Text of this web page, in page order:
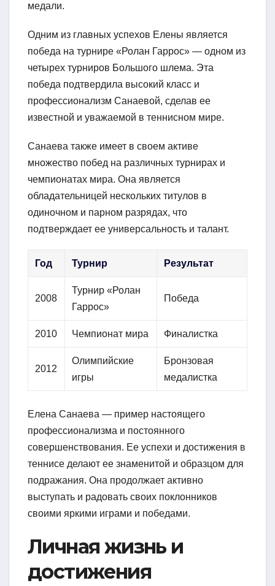
медали.
Одним из главных успехов Елены является
победа на турнире «Ролан Гаррос» — одном из
четырех турниров Большого шлема. Эта
победа подтвердила высокий класс и
профессионализм Санаевой, сделав ее
известной и уважаемой в теннисном мире.
Санаева также имеет в своем активе
множество побед на различных турнирах и
чемпионатах мира. Она является
обладательницей нескольких титулов в
одиночном и парном разрядах, что
подтверждает ее универсальность и талант.
Год Турнир Результат
2008
Турнир «Ролан
Гаррос»
Победа
2010 Чемпионат мира Финалистка
2012
Олимпийские
игры
Бронзовая
медалистка
Елена Санаева — пример настоящего
профессионализма и постоянного
совершенствования. Ее успехи и достижения в
теннисе делают ее знаменитой и образцом для
подражания. Она продолжает активно
выступать и радовать своих поклонников
своими яркими играми и победами.
Личная жизнь и
достижения